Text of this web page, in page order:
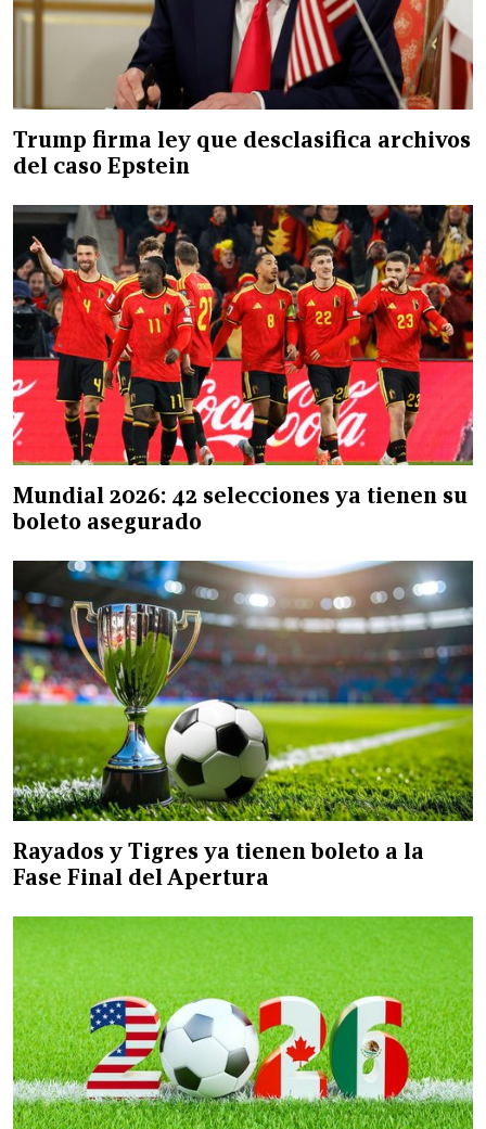
Trump firma ley que desclasifica archivos
del caso Epstein
Mundial 2026: 42 selecciones ya tienen su
boleto asegurado
Rayados y Tigres ya tienen boleto a la
Fase Final del Apertura